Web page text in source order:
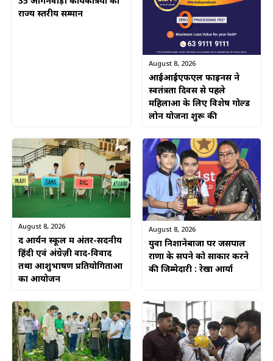
राज्य स्तरीय सम्मान
August 8, 2026
आईआईएफएल फाइनेंस ने
स्वतंत्रता दिवस से पहले
महिलाओं के लिए विशेष गोल्ड
लोन योजना शुरू की
August 8, 2026
द आर्यन स्कूल में अंतर-सदनीय
हिंदी एवं अंग्रेज़ी वाद-विवाद
तथा आशुभाषण प्रतियोगिताओं
का आयोजन
August 8, 2026
युवा निशानेबाजों पर जसपाल
राणा के सपने को साकार करने
की जिम्मेदारी : रेखा आर्या